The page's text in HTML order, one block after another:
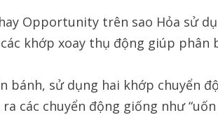
Opportunity trên sao Hỏa sử
khớp xoay thụ động giúp phân
bánh, sử dụng hai khớp chuyển
các chuyển động giống như “uốn